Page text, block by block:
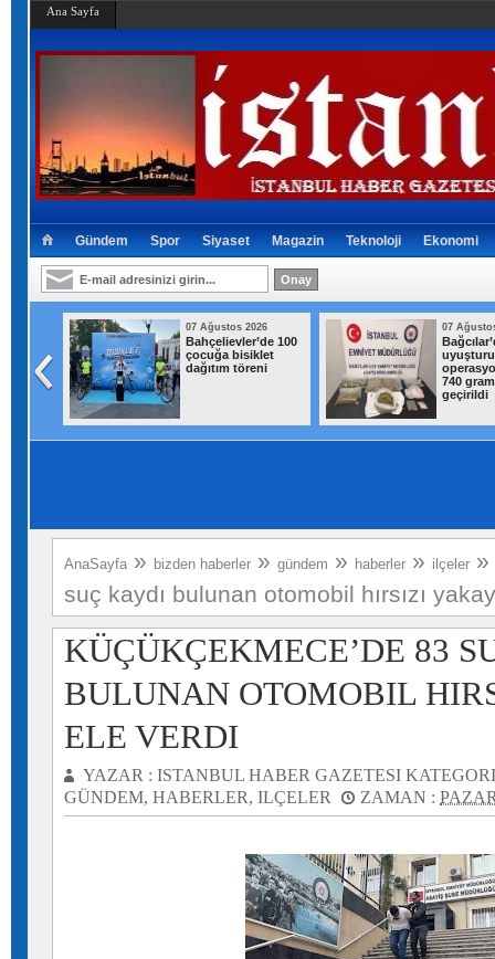
Ana Sayfa
Gündem Spor Siyaset Magazin Teknoloji Ekonomi
07 Ağustos 2026
Bahçelievler’de 100
çocuğa bisiklet
dağıtım töreni
07
740
geçirildi
AnaSayfa » bizden haberler » gündem » haberler » ilçeler »
suç kaydı bulunan otomobil hırsızı
KÜÇÜKÇEKMECE’DE 83
BULUNAN OTOMOBIL
ELE VERDI
YAZAR : ISTANBUL HABER GAZETESI
GÜNDEM, HABERLER, ILÇELER ZAMAN :